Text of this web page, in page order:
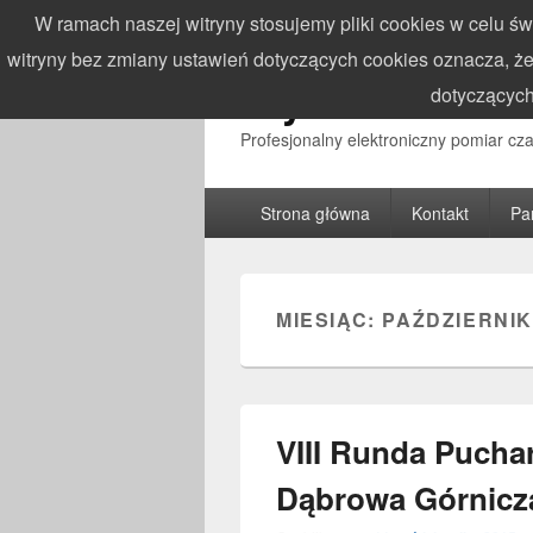
Profesjonalny elektroniczny pomiar
Strona główna Kontakt
MIESIĄC:
VIII Runda
Dąbrowa
W ramach naszej witryny stosujemy pliki cookies w celu
witryny bez zmiany ustawień dotyczących cookies oznacza,